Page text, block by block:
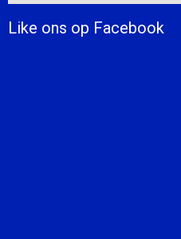
Like ons op Facebook